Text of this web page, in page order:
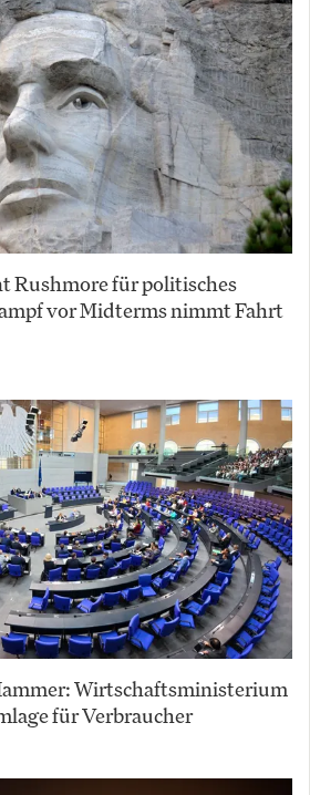
Rushmore für politisches
vor Midterms nimmt Fahrt
Wirtschaftsministerium
für Verbraucher